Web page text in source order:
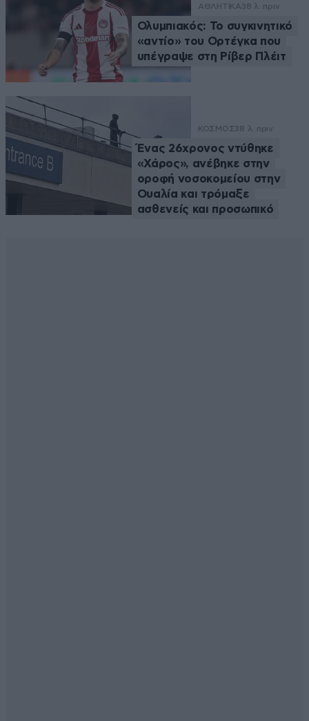
ΑΘΛΗΤΙΚΑ38 λ. πριν
Ολυμπιακός: Το συγκινητικό
«αντίο» του Ορτέγκα που
υπέγραψε στη Ρίβερ Πλέιτ
ΚΟΣΜΟΣ38 λ. πριν
Ένας 26χρονος ντύθηκε
«Χάρος», ανέβηκε στην
οροφή νοσοκομείου στην
Ουαλία και τρόμαξε
ασθενείς και προσωπικό